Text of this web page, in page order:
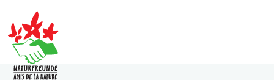
zum
Inhalt